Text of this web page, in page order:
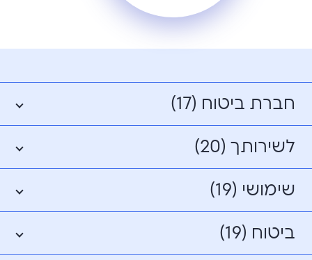
חברת ביטוח (17)
לשירותך (20)
שימושי (19)
ביטוח (19)